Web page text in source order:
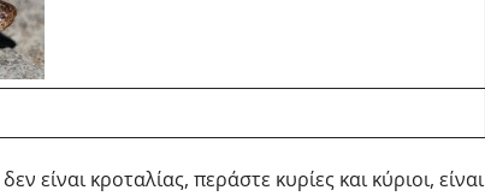
είναι κροταλίας, περάστε κυρίες και κύριοι, είναι